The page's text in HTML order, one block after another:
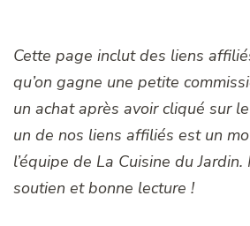
Cette page inclut des liens
qu’on gagne une petite
un achat après avoir cliqué sur
un de nos liens affiliés est un
l’équipe de La Cuisine du
soutien et bonne lecture !